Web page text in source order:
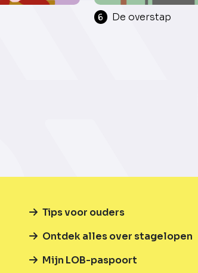
6 De overstap
Tips voor ouders
Ontdek alles over stagelopen
Mijn LOB-paspoort